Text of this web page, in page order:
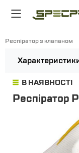
Респіратор з клапаном
В НАЯВНОСТІ